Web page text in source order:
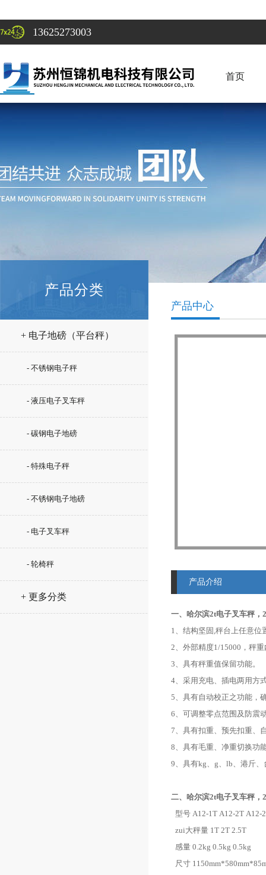
13625273003
首页
产品分类
+ 电子地磅（平台秤）
- 不锈钢电子秤
- 液压电子叉车秤
- 碳钢电子地磅
- 特殊电子秤
- 不锈钢电子地磅
- 电子叉车秤
- 轮椅秤
+ 更多分类
产品中心
产品介绍
一、哈尔滨2t电子叉车秤，
1、结构坚固,秤台上任意位
2、外部精度1/15000，秤
3、具有秤重值保留功能。
4、采用充电、插电两用方
5、具有自动校正之功能，
6、可调整零点范围及防震
7、具有扣重、预先扣重、
8、具有毛重、净重切换功
9、具有kg、g、lb、港斤
二、哈尔滨2t电子叉车秤，
型号 A12-1T A12-2T A12-
zui大秤量 1T 2T 2.5T
感量 0.2kg 0.5kg 0.5kg
尺寸